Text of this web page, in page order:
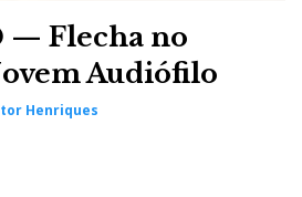
— Flecha no
Audiófilo
Henriques